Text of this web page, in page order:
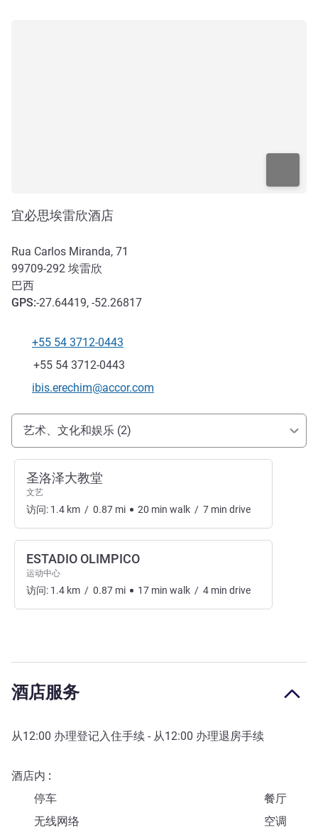
宜必思埃雷欣酒店
Rua Carlos Miranda, 71
99709-292 埃雷欣
巴西
GPS:-27.64419, -52.26817
电话
+55 54 3712-0443
传真
+55 54 3712-0443
联系电子邮件
ibis.erechim@accor.com
抵达和交通
艺术、文化和娱乐 (2)
圣洛泽大教堂
文艺
访问: 1.4 km / 0.87 mi 20 min walk / 7 min drive
ESTADIO OLIMPICO
运动中心
访问: 1.4 km / 0.87 mi 17 min walk / 4 min drive
酒店服务
从12:00 办理登记入住手续 - 从12:00 办理退房手续
酒店内
停车
餐厅
无线网络
空调